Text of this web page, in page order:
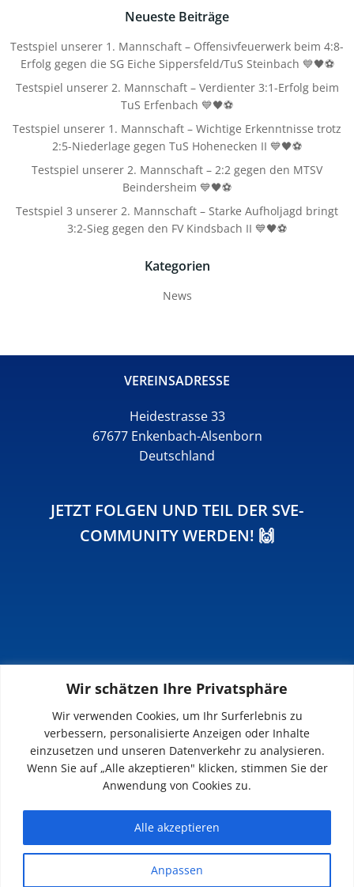
Wir schätzen Ihre Privatsphäre
Wir verwenden Cookies, um Ihr Surferlebnis zu
verbessern, personalisierte Anzeigen oder Inhalte
einzusetzen und unseren Datenverkehr zu analysieren.
Wenn Sie auf „Alle akzeptieren" klicken, stimmen Sie der
Anwendung von Cookies zu.
Anpassen
Alle akzeptieren
Neueste Beiträge
Testspiel unserer 1. Mannschaft – Offensivfeuerwerk beim 4:8-
Erfolg gegen die SG Eiche Sippersfeld/TuS Steinbach 💙🖤⚽
Testspiel unserer 2. Mannschaft – Verdienter 3:1-Erfolg beim
TuS Erfenbach 💙🖤⚽
Testspiel unserer 1. Mannschaft – Wichtige Erkenntnisse trotz
2:5-Niederlage gegen TuS Hohenecken II 💙🖤⚽
Testspiel unserer 2. Mannschaft – 2:2 gegen den MTSV
Beindersheim 💙🖤⚽
Testspiel 3 unserer 2. Mannschaft – Starke Aufholjagd bringt
3:2-Sieg gegen den FV Kindsbach II 💙🖤⚽
Kategorien
News
VEREINSADRESSE
Heidestrasse 33
67677 Enkenbach-Alsenborn
Deutschland
JETZT FOLGEN UND TEIL DER SVE-
COMMUNITY WERDEN! 🙌
INFOS
Impressum
Datenschutz
Kontakt